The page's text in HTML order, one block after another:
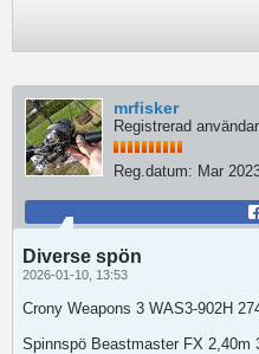
mrfisker
Registrerad
Reg.datum: Mar
Diverse spön
2026-01-10, 13:53
Crony Weapons 3 WAS3-902H
Spinnspö Beastmaster FX 2,40m